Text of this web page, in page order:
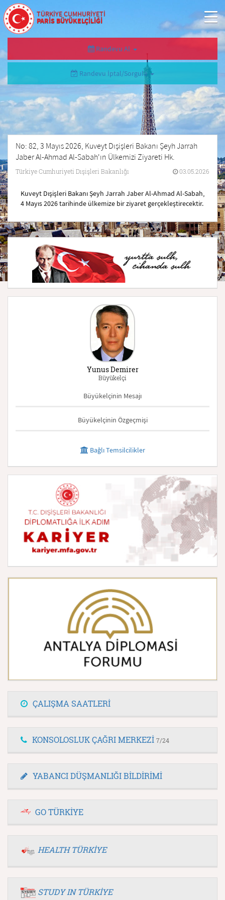
TÜRKİYE CUMHURİYETİ
PARİS BÜYÜKELÇİLİĞİ
Randevu Al
Randevu İptal/Sorgula
No: 82, 3 Mayıs 2026, Kuveyt Dışişleri Bakanı Şeyh Jarrah
Jaber Al-Ahmad Al-Sabah'ın Ülkemizi Ziyareti Hk.
Türkiye Cumhuriyeti Dışişleri Bakanlığı 03.05.2026
Kuveyt Dışişleri Bakanı Şeyh Jarrah Jaber Al-Ahmad Al-Sabah,
4 Mayıs 2026 tarihinde ülkemize bir ziyaret gerçekleştirecektir.
Yunus Demirer
Büyükelçi
Büyükelçinin Mesajı
Büyükelçinin Özgeçmişi
Bağlı Temsilcilikler
ÇALIŞMA SAATLERİ
KONSOLOSLUK ÇAĞRI MERKEZİ 7/24
YABANCI DÜŞMANLIĞI BİLDİRİMİ
GO TÜRKİYE
HEALTH TÜRKİYE
STUDY IN TÜRKİYE